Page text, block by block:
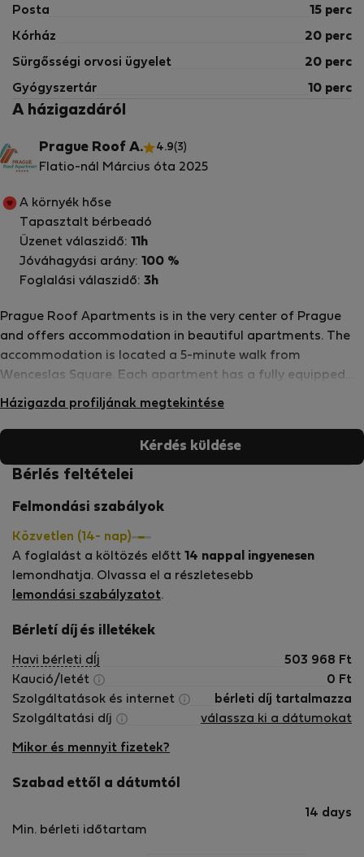
Posta 15 perc
Kórház 20 perc
Sürgősségi orvosi ügyelet 20 perc
Gyógyszertár 10 perc
A házigazdáról
Prague Roof A. 4.9(3)
Flatio-nál Március óta 2025
Prague Roof Apartments is in the very center of Prague
and offers accommodation in beautiful apartments. The
accommodation is located a 5-minute walk from
Wenceslas Square. Each apartment has a fully equipped
kitchen including a dishwasher, washing machine and
rooms are for 2 to 6 people, some apartments have
beautiful terraces with seating. Included internet hi speed
connetion and free cleaning of apartments once per week
2019 and all offered apartments are newly build on 4-th
floor.
Házigazda profiljának megtekintése
A környék hőse
Tapasztalt bérbeadó
Üzenet válaszidő: 11h
Jóváhagyási arány: 100 %
Foglalási válaszidő: 3h
Kérdés küldése
Bérlés feltételei
Felmondási szabályok
Közvetlen (14- nap)
A foglalást a költözés előtt 14 nappal ingyenesen
lemondhatja. Olvassa el a részletesebb
lemondási szabályzatot.
Bérletí díj és illetékek
Havi bérleti dÍj 503 968 Ft
Kaució/letét
0 Ft
Szolgáltatások és internet
bérleti díj tartalmazza
Szolgáltatási díj
válassza ki a dátumokat
Mikor és mennyit fizetek?
Szabad ettől a dátumtól
Min. bérleti időtartam
14 days